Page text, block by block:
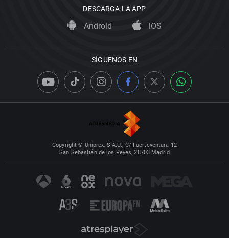
DESCARGA LA APP
Android iOS
SÍGUENOS EN
Copyright © Uniprex, S.A.U., C/ Fuerteventura 12
San Sebastián de los Reyes, 28703 Madrid